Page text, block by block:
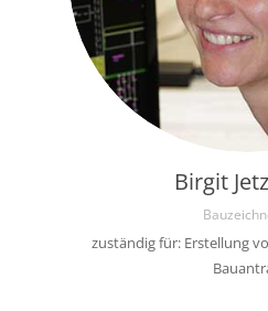
Birgit
zuständig für: Erstellung